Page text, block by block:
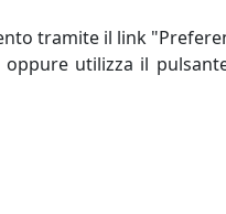
tramite il link
utilizza il